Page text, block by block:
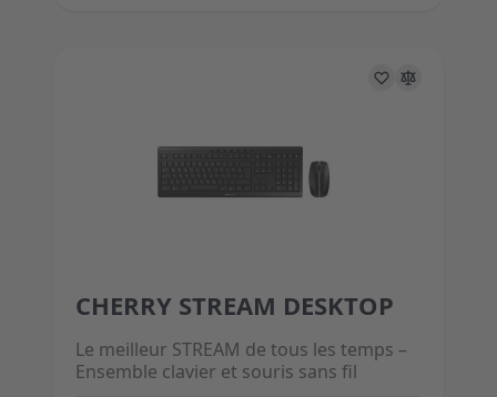
Le meilleur STREAM de tous les temps –
Ensemble clavier et souris sans fil
The price depends on the options chosen on the
CHERRY STREAM DESKTOP